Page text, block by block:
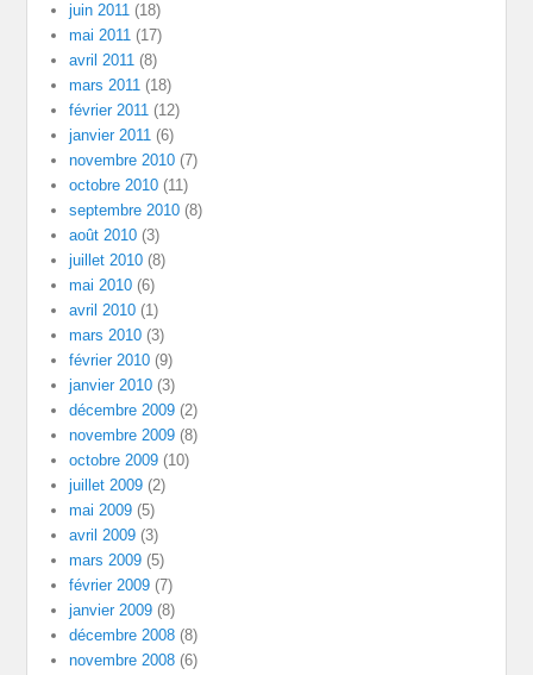
juin 2011 (18)
mai 2011 (17)
avril 2011 (8)
mars 2011 (18)
février 2011 (12)
janvier 2011 (6)
novembre 2010 (7)
octobre 2010 (11)
septembre 2010 (8)
août 2010 (3)
juillet 2010 (8)
mai 2010 (6)
avril 2010 (1)
mars 2010 (3)
février 2010 (9)
janvier 2010 (3)
décembre 2009 (2)
novembre 2009 (8)
octobre 2009 (10)
juillet 2009 (2)
mai 2009 (5)
avril 2009 (3)
mars 2009 (5)
février 2009 (7)
janvier 2009 (8)
décembre 2008 (8)
novembre 2008 (6)